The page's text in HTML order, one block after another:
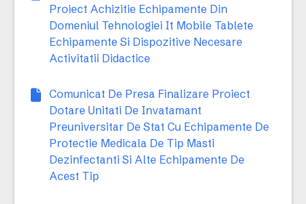
Proiect Achizitie Echipamente Din
Domeniul Tehnologiei It Mobile Tablete
Echipamente Si Dispozitive Necesare
Activitatii Didactice
Comunicat De Presa Finalizare Proiect
Dotare Unitati De Invatamant
Preuniversitar De Stat Cu Echipamente De
Protectie Medicala De Tip Masti
Dezinfectanti Si Alte Echipamente De
Acest Tip